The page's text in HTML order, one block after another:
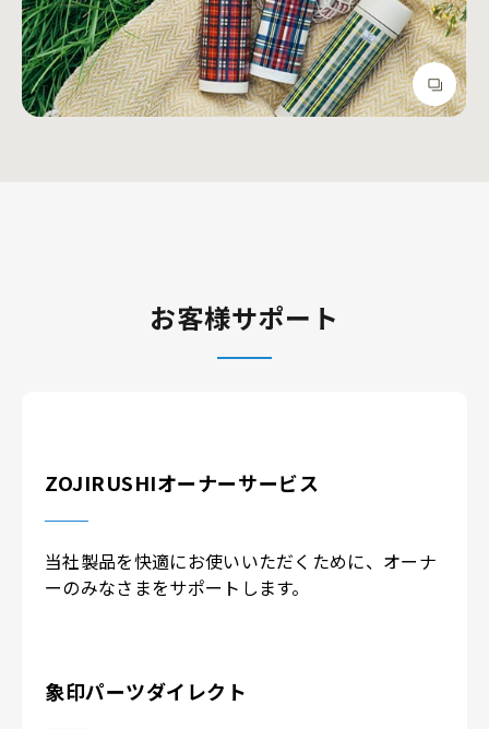
お客様サポート
ZOJIRUSHIオーナーサービス
当社製品を快適にお使いいただくために、 オーナ
ーのみなさまをサポートします。
象印パーツダイレクト